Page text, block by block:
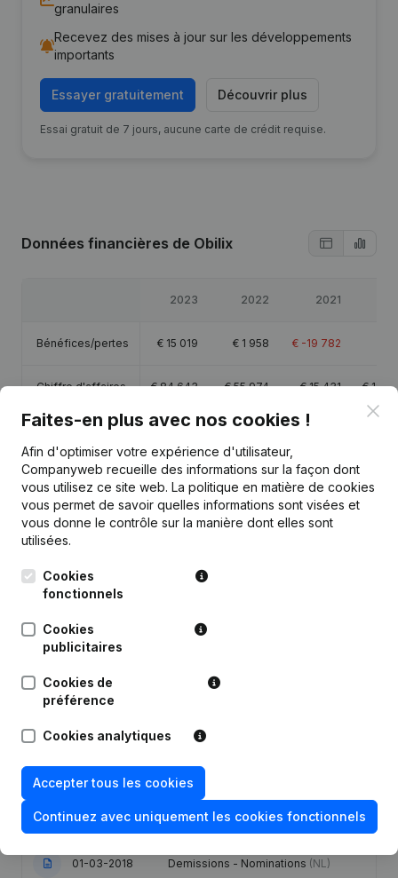
granulaires
Recevez des mises à jour sur les développements
importants
Essayer gratuitement Découvrir plus
Essai gratuit de 7 jours, aucune carte de crédit requise.
Données financières de Obilix
2023 2022 2021
Bénéfices/pertes € 15 019 € 1 958 € -19 782
Chiffre d'affaires €84 643 €55 974 €15 431 €18
Capitaux propres € 1 020 € -13 999 € -28 357
Marge brute €15 771 €3 379 €-16 119
Publications
Date Publication
01-07-2019
Capital - Actions - Demissions -
Nominations
05-04-2019 Demissions - Nominations
30-07-2018 Demissions - Nominations
31-05-2018 Demissions - Nominations(NL)
01-03-2018 Demissions - Nominations (NL)
Faites-en plus avec nos cookies !
Afin d'optimiser votre expérience d'utilisateur,
Companyweb recueille des informations sur la façon dont
vous utilisez ce site web. La politique en matière de cookies
vous permet de savoir quelles informations sont visées et
vous donne le contrôle sur la manière dont elles sont
utilisées.
Cookies
fonctionnels
Cookies
publicitaires
Cookies de
préférence
Cookies analytiques
Accepter tous les cookies
Continuez avec uniquement les cookies fonctionnels